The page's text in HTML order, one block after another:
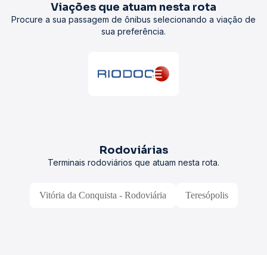
Viações que atuam nesta rota
Procure a sua passagem de ônibus selecionando a viação de
sua preferência.
Rodoviárias
Terminais rodoviários que atuam nesta rota.
Vitória da Conquista - Rodoviária Teresópolis